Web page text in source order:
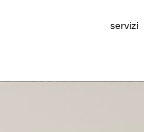
servizi